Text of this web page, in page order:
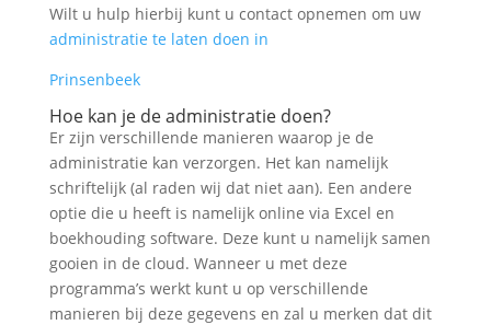
Wilt u hulp hierbij kunt u contact opnemen om uw
administratie te laten doen in
Prinsenbeek
Hoe kan je de administratie doen?
Er zijn verschillende manieren waarop je de
administratie kan verzorgen. Het kan namelijk
schriftelijk (al raden wij dat niet aan). Een andere
optie die u heeft is namelijk online via Excel en
boekhouding software. Deze kunt u namelijk samen
gooien in de cloud. Wanneer u met deze
programma’s werkt kunt u op verschillende
manieren bij deze gegevens en zal u merken dat dit